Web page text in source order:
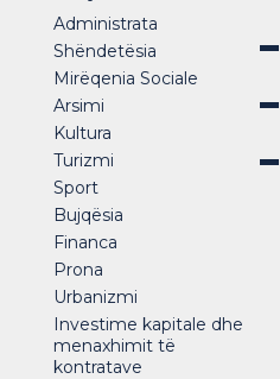
Administrata
Shëndetësia
Mirëqenia Sociale
Arsimi
Kultura
Turizmi
Sport
Bujqësia
Financa
Prona
Urbanizmi
Investime kapitale dhe
menaxhimit të
kontratave